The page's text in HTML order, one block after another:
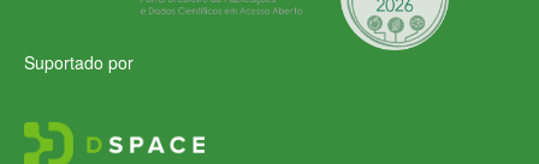
Suportado por